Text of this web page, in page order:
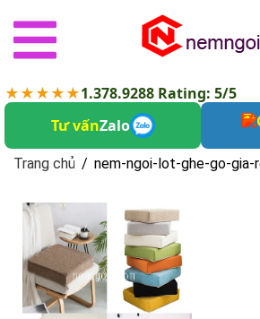
★★★★★1.378.9288 Rating: 5/5
Tư vấnZalo
Trang chủ / nem-ngoi-lot-ghe-go-gia-
nem-ngoi-lot-ghe-go-gia-